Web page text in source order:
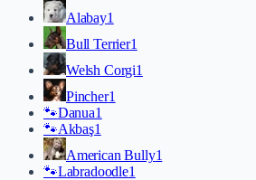
Alabay1
Bull Terrier1
Welsh Corgi1
Pincher1
🐾Danua1
🐾Akbaş1
American Bully1
🐾Labradoodle1